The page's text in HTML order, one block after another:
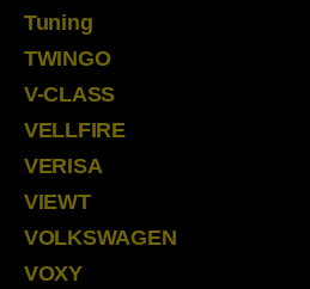
Tuning
TWINGO
V-CLASS
VELLFIRE
VERISA
VIEWT
VOLKSWAGEN
VOXY